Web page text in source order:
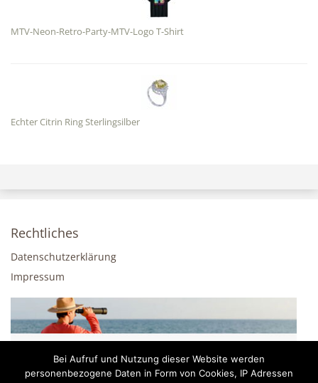
MTV-Neon-Retro-Party-MTV-Logo T-Shirt
Echter Citrin Ring Sterlingsilber
Rechtliches
Datenschutzerklärung
Impressum
Bei Aufruf und Nutzung dieser Website werden
personenbezogene Daten in Form von Cookies, IP Adressen